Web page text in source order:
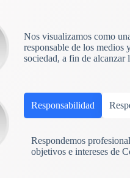
Nos visualizamos como
responsable de los
sociedad, a fin de
Responsabilidad
Respondemos
objetivos e intereses de